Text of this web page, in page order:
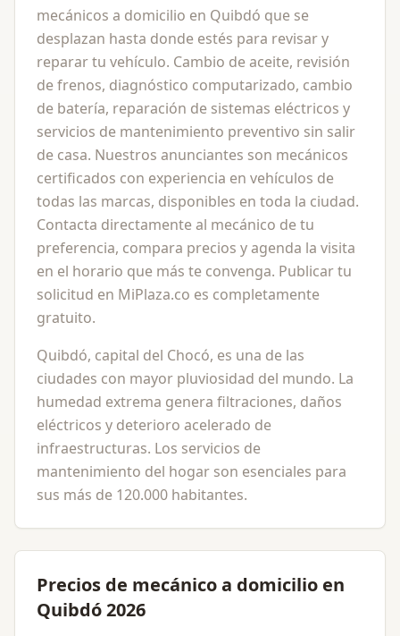
mecánicos a domicilio en Quibdó que se
desplazan hasta donde estés para revisar y
reparar tu vehículo. Cambio de aceite, revisión
de frenos, diagnóstico computarizado, cambio
de batería, reparación de sistemas eléctricos y
servicios de mantenimiento preventivo sin salir
de casa. Nuestros anunciantes son mecánicos
certificados con experiencia en vehículos de
todas las marcas, disponibles en toda la ciudad.
Contacta directamente al mecánico de tu
preferencia, compara precios y agenda la visita
en el horario que más te convenga. Publicar tu
solicitud en MiPlaza.co es completamente
gratuito.
Quibdó, capital del Chocó, es una de las
ciudades con mayor pluviosidad del mundo. La
humedad extrema genera filtraciones, daños
eléctricos y deterioro acelerado de
infraestructuras. Los servicios de
mantenimiento del hogar son esenciales para
sus más de 120.000 habitantes.
Precios de mecánico a domicilio en
Quibdó 2026